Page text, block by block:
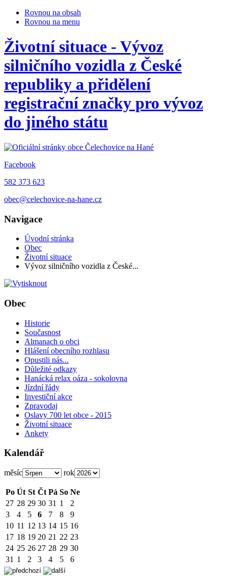
Rovnou na obsah
Rovnou na menu
Životní situace - Vývoz
silničního vozidla z České
republiky a přidělení
registrační značky pro vývoz
do jiného státu
Facebook
582 373 623
obec@celechovice-na-hane.cz
Navigace
Úvodní stránka
Obec
Životní situace
Vývoz silničního vozidla z České...
Obec
Historie
Současnost
Almanach o obci
Hlášení obecního rozhlasu
Opustili nás...
Důležité odkazy
Hanácká relax oáza - sokolovna
Jízdní řády
Investiční akce
Zpravodaj
Oslavy 700 let obce - 2015
Životní situace
Ankety
Kalendář
měsíc rok
Po Út St Čt Pá So Ne
27 28 29 30 31 1
2
3
4 5 6 7 8
9
10 11 12 13 14 15 16
17 18 19 20 21 22 23
24 25 26 27 28 29 30
31 1 2 3 4 5 6